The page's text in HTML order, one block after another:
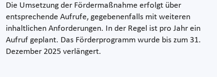
Die Umsetzung der Fördermaßnahme erfolgt über
entsprechende Aufrufe, gegebenenfalls mit weiteren
inhaltlichen Anforderungen. In der Regel ist pro Jahr ein
Aufruf geplant. Das Förderprogramm wurde bis zum 31.
Dezember 2025 verlängert.